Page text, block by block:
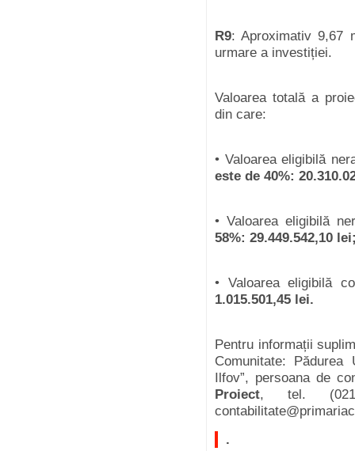
R9:Aproximativ 9,67
urmare a investiției.
Valoarea totalăa
din care:
• Valoarea eligibilă
este de 40%:
• Valoarea eligibilă
58%: 29.449.542,10
• Valoarea eligibilă
1.015.501,45 lei.
Pentru informații
Comunitate: Pădurea
Ilfov”, persoanade
Proiect, tel.
.